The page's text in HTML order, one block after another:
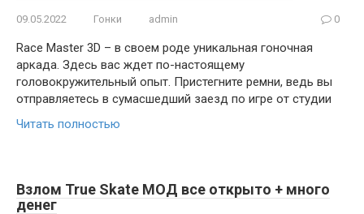
09.05.2022 Гонки admin 0
Race Master 3D – в своем роде уникальная гоночная
аркада. Здесь вас ждет по-настоящему
головокружительный опыт. Пристегните ремни, ведь вы
отправляетесь в сумасшедший заезд по игре от студии
Читать полностью
Взлом True Skate МОД все открыто + много
денег